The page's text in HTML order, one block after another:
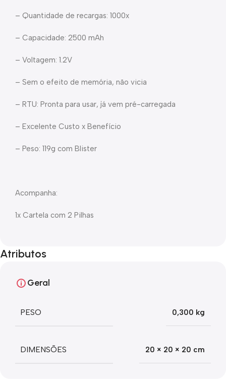
– Quantidade de recargas: 1000x
– Capacidade: 2500 mAh
– Voltagem: 1.2V
– Sem o efeito de memória, não vicia
– RTU: Pronta para usar, já vem pré-carregada
– Excelente Custo x Benefício
– Peso: 119g com Blister
Acompanha:
1x Cartela com 2 Pilhas
Atributos
Geral
PESO 0,300 kg
DIMENSÕES 20 × 20 × 20 cm